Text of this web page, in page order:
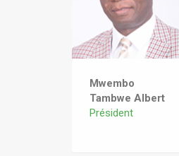
Mwembo
Tambwe Albert
Président